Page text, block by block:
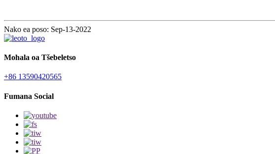
Nako ea poso: Sep-13-2022
Mohala oa Tšebeletso
+86 13590420565
Fumana Social